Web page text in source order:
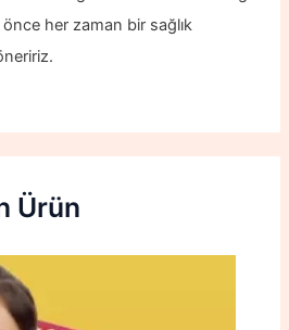
her zaman bir sağlık
Ürün